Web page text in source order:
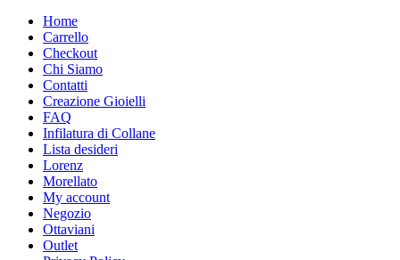
Home
Carrello
Checkout
Chi Siamo
Contatti
Creazione Gioielli
FAQ
Infilatura di Collane
Lista desideri
Lorenz
Morellato
My account
Negozio
Ottaviani
Outlet